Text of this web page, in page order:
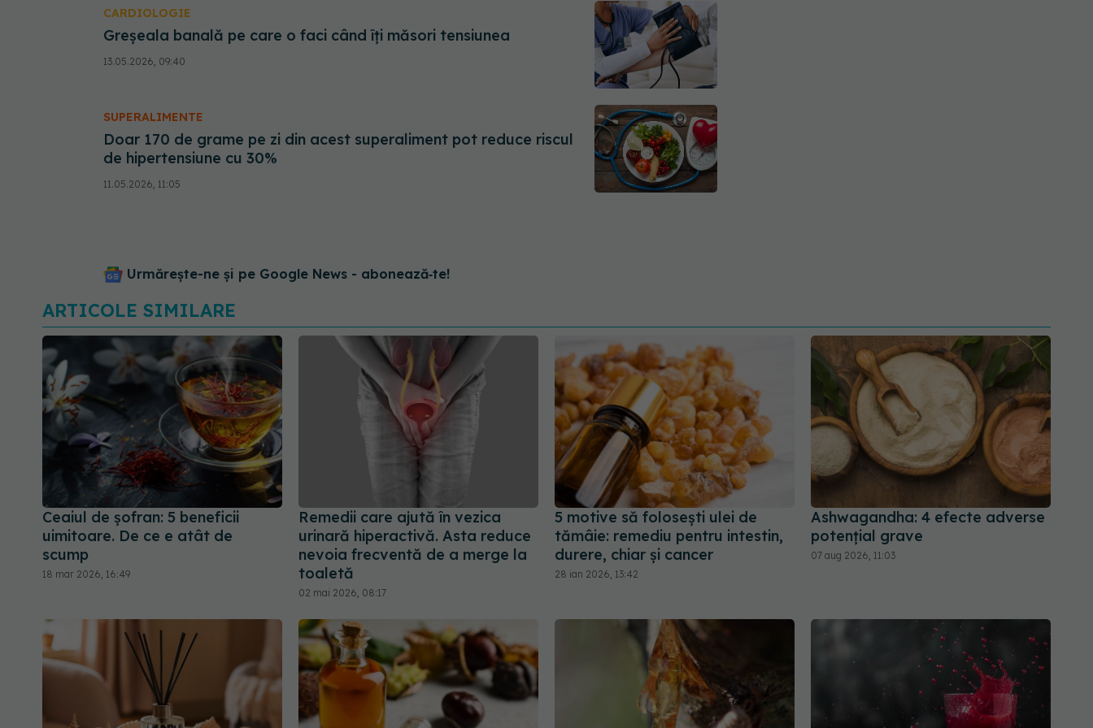
CARDIOLOGIE
Greșeala banală pe care o faci când îți măsori tensiunea
13.05.2026, 09:40
SUPERALIMENTE
Doar 170 de grame pe zi din acest superaliment pot reduce riscul
de hipertensiune cu 30%
11.05.2026, 11:05
Urmărește-ne și pe Google News - abonează‑te!
ARTICOLE SIMILARE
Ceaiul de șofran: 5 beneficii
uimitoare. De ce e atât de
scump
18 mar 2026, 16:49
Remedii care ajută în vezica
urinară hiperactivă. Asta reduce
nevoia frecventă de a merge la
toaletă
02 mai 2026, 08:17
5 motive să folosești ulei de
tămâie: remediu pentru intestin,
durere, chiar și cancer
28 ian 2026, 13:42
Ashwagandha: 4 efecte adverse
potențial grave
07 aug 2026, 11:03